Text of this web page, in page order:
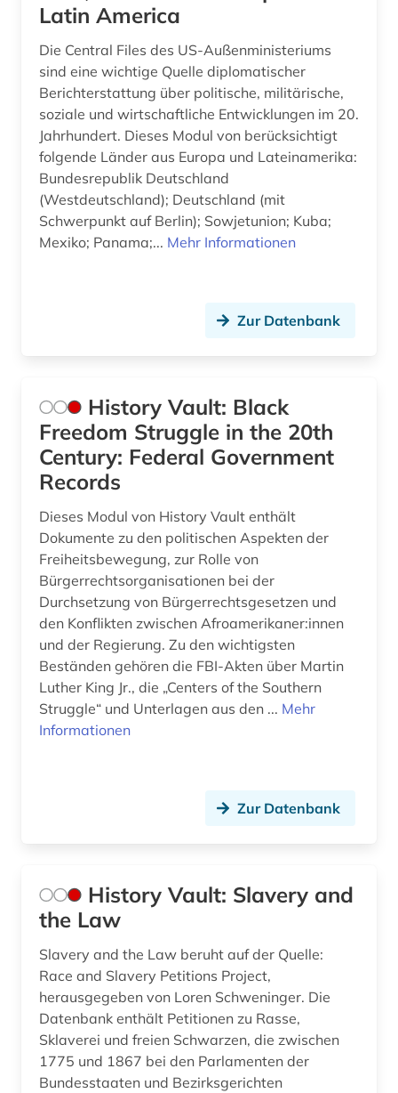
Latin America
Die Central Files des US-Außenministeriums
sind eine wichtige Quelle diplomatischer
Berichterstattung über politische, militärische,
soziale und wirtschaftliche Entwicklungen im 20.
Jahrhundert. Dieses Modul von berücksichtigt
folgende Länder aus Europa und Lateinamerika:
Bundesrepublik Deutschland
(Westdeutschland); Deutschland (mit
Schwerpunkt auf Berlin); Sowjetunion; Kuba;
Mexiko; Panama;... Mehr Informationen
Zur Datenbank
History Vault: Black
Freedom Struggle in the 20th
Century: Federal Government
Records
Dieses Modul von History Vault enthält
Dokumente zu den politischen Aspekten der
Freiheitsbewegung, zur Rolle von
Bürgerrechtsorganisationen bei der
Durchsetzung von Bürgerrechtsgesetzen und
den Konflikten zwischen Afroamerikaner:innen
und der Regierung. Zu den wichtigsten
Beständen gehören die FBI-Akten über Martin
Luther King Jr., die „Centers of the Southern
Struggle“ und Unterlagen aus den ... Mehr
Informationen
Zur Datenbank
History Vault: Slavery and
the Law
Slavery and the Law beruht auf der Quelle:
Race and Slavery Petitions Project,
herausgegeben von Loren Schweninger. Die
Datenbank enthält Petitionen zu Rasse,
Sklaverei und freien Schwarzen, die zwischen
1775 und 1867 bei den Parlamenten der
Bundesstaaten und Bezirksgerichten